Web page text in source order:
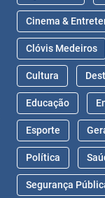
Cinema &
Clóvis Medeiros
Cultura
Educação
Esporte
Política
Segurança